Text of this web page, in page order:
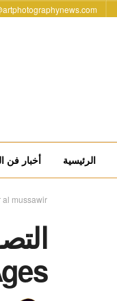
الرئيسية أخبار فن
al mussawir